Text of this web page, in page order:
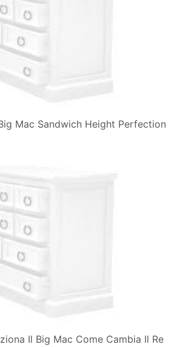
Mac Sandwich Height Perfection
Il Big Mac Come Cambia Il Re